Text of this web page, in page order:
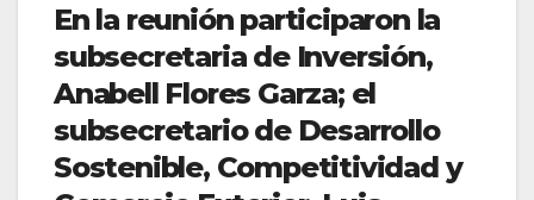
En la reunión participaron la
subsecretaria de Inversión,
Anabell Flores Garza; el
subsecretario de Desarrollo
Sostenible, Competitividad y